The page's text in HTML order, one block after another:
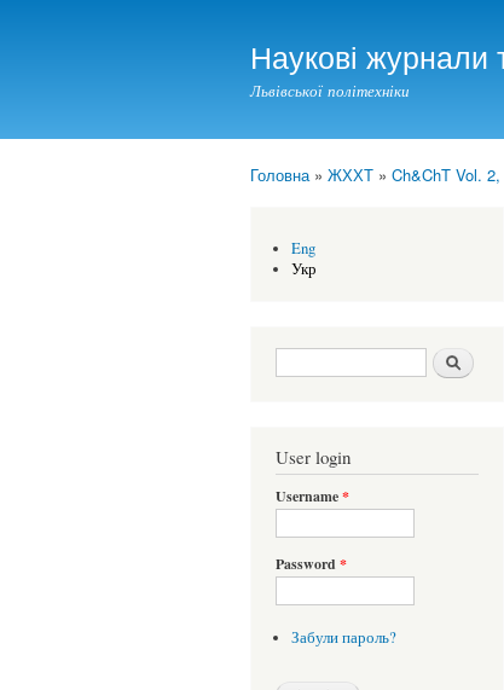
Наукові журнали
Львівської політехніки
Головна» ЖХХТ » Ch&ChT Vol.
Eng
Укр
Search form Шукати
User login
Username*
Password *
Забули пароль?